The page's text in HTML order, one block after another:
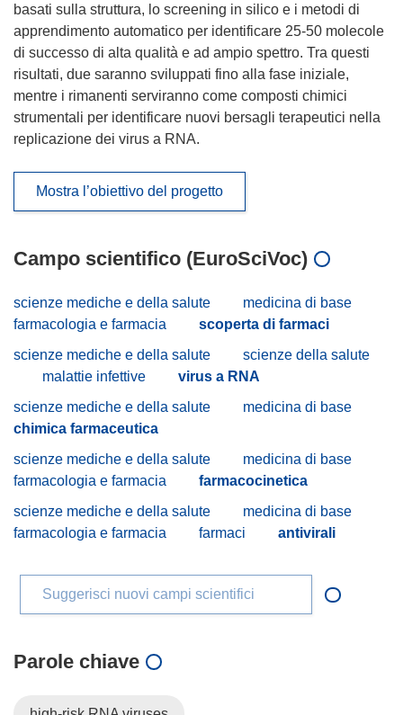
basati sulla struttura, lo screening in silico e i metodi di
apprendimento automatico per identificare 25-50 molecole
di successo di alta qualità e ad ampio spettro. Tra questi
risultati, due saranno sviluppati fino alla fase iniziale,
mentre i rimanenti serviranno come composti chimici
strumentali per identificare nuovi bersagli terapeutici nella
replicazione dei virus a RNA.
Mostra l’obiettivo del progetto
Campo scientifico (EuroSciVoc)
scienze mediche e della salute
medicina di base
farmacologia e farmacia
scoperta di farmaci
scienze mediche e della salute
scienze della salute
malattie infettive
virus a RNA
scienze mediche e della salute
medicina di base
chimica farmaceutica
scienze mediche e della salute
medicina di base
farmacologia e farmacia
farmacocinetica
scienze mediche e della salute
medicina di base
farmacologia e farmacia
farmaci antivirali
Suggerisci nuovi campi scientifici
Parole chiave